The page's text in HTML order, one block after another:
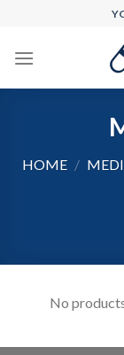
content
HOME /
No